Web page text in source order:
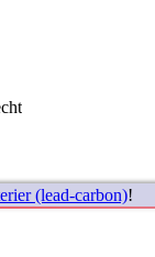
(lead-carbon)!